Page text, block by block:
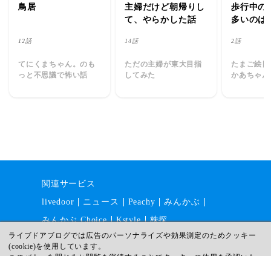
鳥居
12話
てにくまちゃん。のも
っと不思議で怖い話
主婦だけど朝帰りし
て、やらかした話
14話
ただの主婦が東大目指
してみた
歩行中の
多いのは
2話
たまご絵
かあちゃ
関連サービス
livedoor
ニュース Peachy
みんかぶ
みんかぶ Choice
Kstyle 株探
ライブドアブログでは広告のパーソナライズや効果測定のためクッキー
(cookie)を使用しています。